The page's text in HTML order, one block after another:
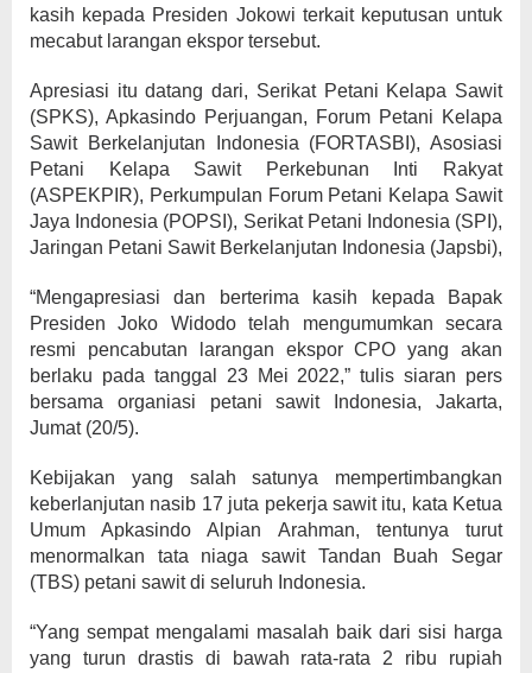
kasih kepada Presiden Jokowi terkait keputusan untuk
mecabut larangan ekspor tersebut.
Apresiasi itu datang dari, Serikat Petani Kelapa Sawit
(SPKS), Apkasindo Perjuangan, Forum Petani Kelapa
Sawit Berkelanjutan Indonesia (FORTASBI), Asosiasi
Petani Kelapa Sawit Perkebunan Inti Rakyat
(ASPEKPIR), Perkumpulan Forum Petani Kelapa Sawit
Jaya Indonesia (POPSI), Serikat Petani Indonesia (SPI),
Jaringan Petani Sawit Berkelanjutan Indonesia (Japsbi),
“Mengapresiasi dan berterima kasih kepada Bapak
Presiden Joko Widodo telah mengumumkan secara
resmi pencabutan larangan ekspor CPO yang akan
berlaku pada tanggal 23 Mei 2022,” tulis siaran pers
bersama organiasi petani sawit Indonesia, Jakarta,
Jumat (20/5).
Kebijakan yang salah satunya mempertimbangkan
keberlanjutan nasib 17 juta pekerja sawit itu, kata Ketua
Umum Apkasindo Alpian Arahman, tentunya turut
menormalkan tata niaga sawit Tandan Buah Segar
(TBS) petani sawit di seluruh Indonesia.
“Yang sempat mengalami masalah baik dari sisi harga
yang turun drastis di bawah rata-rata 2 ribu rupiah